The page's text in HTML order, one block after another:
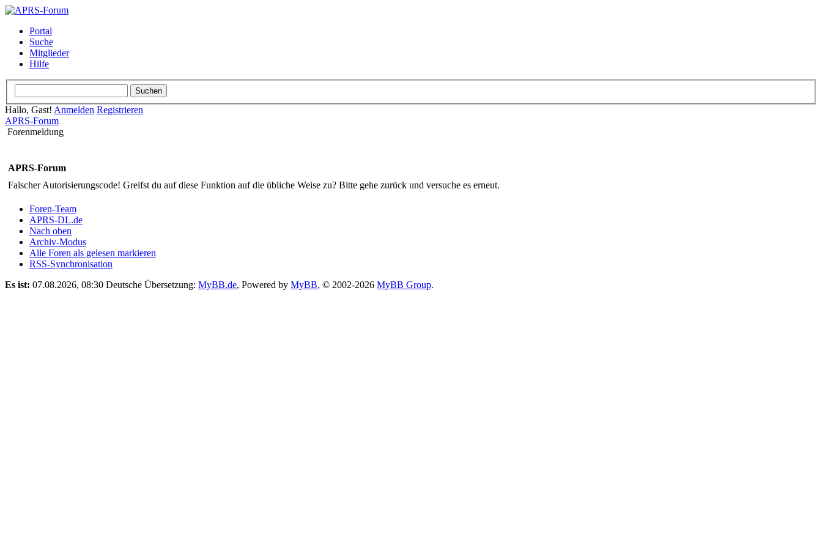
Portal
Suche
Mitglieder
Hilfe
Hallo, Gast! Anmelden Registrieren
APRS-Forum
Forenmeldung
APRS-Forum
Falscher Autorisierungscode! Greifst du auf diese Funktion auf die übliche Weise zu? Bitte gehe zurück und versuche es erneut.
Foren-Team
APRS-DL.de
Nach oben
Archiv-Modus
Alle Foren als gelesen markieren
RSS-Synchronisation
Es ist: 07.08.2026, 08:30 Deutsche Übersetzung: MyBB.de, Powered by MyBB, © 2002-2026 MyBB Group.